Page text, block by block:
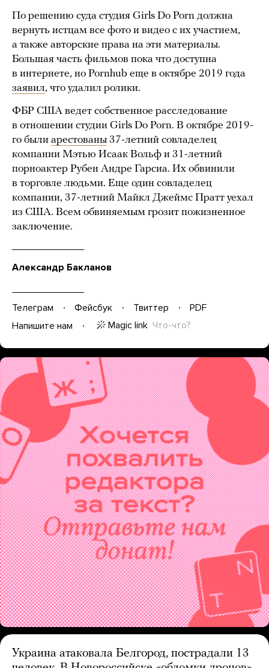
По решению суда студия Girls Do Porn должна
вернуть истцам все фото и видео с их участием,
а также авторские права на эти материалы.
Большая часть фильмов пока что доступна
в интернете, но Pornhub еще в октябре 2019 года
заявил, что удалил ролики.
ФБР США ведет собственное расследование
в отношении студии Girls Do Porn. В октябре 2019-
го были арестованы 37-летний совладелец
компании Мэтью Исаак Вольф и 31-летний
порноактер Рубен Андре Гарсиа. Их обвинили
в торговле людьми. Еще один совладелец
компании, 37-летний Майкл Джеймс Пратт уехал
из США. Всем обвиняемым грозит пожизненное
заключение.
Александр Бакланов
Телеграм Фейсбук Твиттер
PDF
Напишите нам
Magic link Что-что?
Украина атаковала Белгород, пострадали 13